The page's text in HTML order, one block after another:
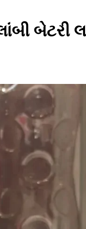
બેટરી